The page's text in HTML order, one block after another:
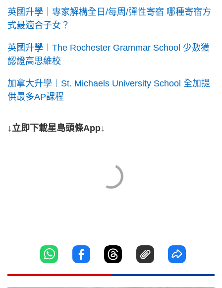
英國升學｜專家解構全日/每周/彈性寄宿 哪種寄宿方
式最適合子女？
英國升學︱The Rochester Grammar School 少數獲
認證高思維校
加拿大升學︱St. Michaels University School 全加提
供最多AP課程
↓立即下載星島頭條App↓